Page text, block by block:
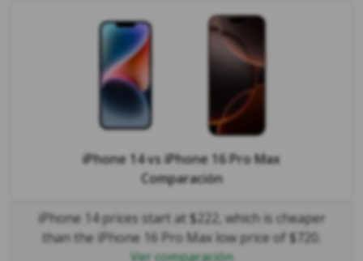
iPhone 14vsiPhone 16 Pro Max
Comparación
iPhone 14 prices start at $222, which is cheaper
than the iPhone 16 Pro Max low price of $720.
Ver comparación